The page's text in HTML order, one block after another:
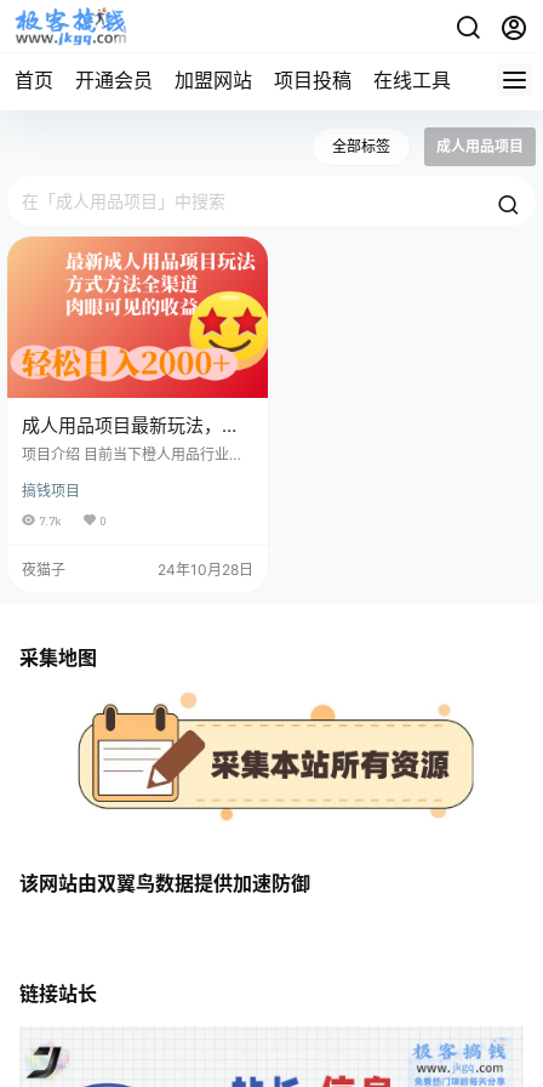
首页 开通会员 加盟网站 项目投稿 在线工具 地址发
全部标签 成人用品项目
成人用品项目最新玩法，方
式方法全渠道
项目介绍 目前当下橙人用品行业异
式方法。 很多人说橙人用品赚不到
钱，那是你不懂怎么做，去其他平
少， 想吃肉还是喝汤看你自己，看
身的需求，和吃饭喝水一样，要适
当的补充释放，就算是卖一些小东
搞钱项目
7.7k 0
夜猫子 24年10月28日
采集地图
该网站由双翼鸟数据提供加速防御
链接站长